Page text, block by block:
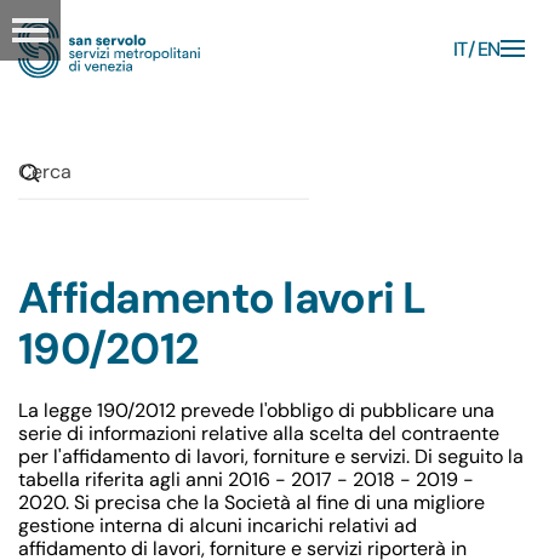
Skip to main content
IT EN
Affidamento lavori L
190/2012
La legge 190/2012 prevede l'obbligo di pubblicare una
serie di informazioni relative alla scelta del contraente
per l'affidamento di lavori, forniture e servizi. Di seguito la
tabella riferita agli anni 2016 - 2017 - 2018 - 2019 -
2020.Si precisa che la Società al fine di una migliore
gestione interna di alcuni incarichi relativi ad
affidamento di lavori, forniture e servizi riporterà in